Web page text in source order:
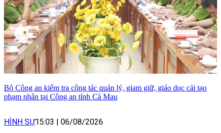
Bộ Công an kiểm tra công tác quản lý, giam giữ, giáo dục cải tạo
phạm nhân tại Công an tỉnh Cà Mau
HÌNH SỰ15:03 | 06/08/2026